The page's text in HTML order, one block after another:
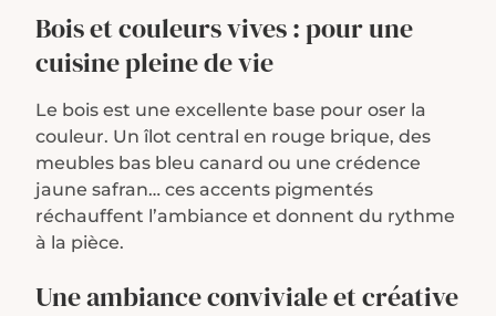
Bois et couleurs vives : pour une
cuisine pleine de vie
Le bois est une excellente base pour oser la
couleur. Un îlot central en rouge brique, des
meubles bas bleu canard ou une crédence
jaune safran… ces accents pigmentés
réchauffent l’ambiance et donnent du rythme
à la pièce.
Une ambiance conviviale et créative